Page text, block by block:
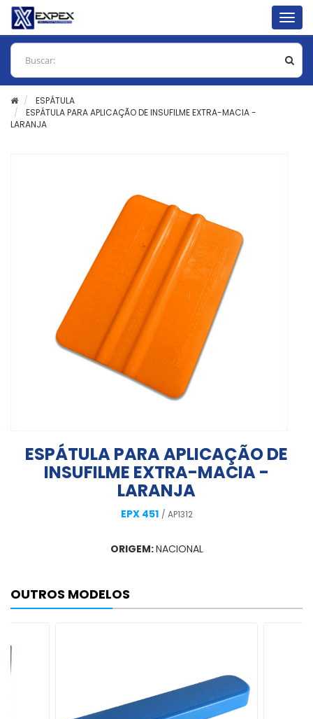
ESPÁTULA
ESPÁTULA PARA APLICAÇÃO DE INSUFILME EXTRA-MACIA -
LARANJA
ESPÁTULA PARA APLICAÇÃO DE
INSUFILME EXTRA-MACIA -
LARANJA
EPX 451 / AP1312
ORIGEM:NACIONAL
OUTROS MODELOS